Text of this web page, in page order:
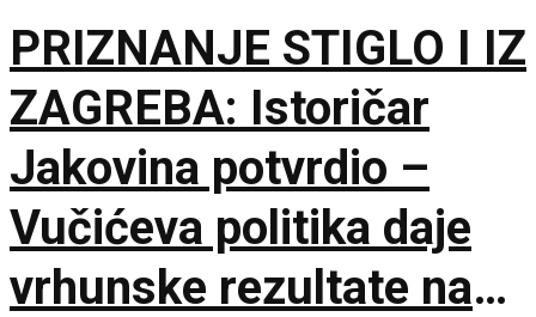
odnosa
PRIZNANJE STIGLO I IZ
ZAGREBA: Istoričar
Jakovina potvrdio –
Vučićeva politika daje
vrhunske rezultate na